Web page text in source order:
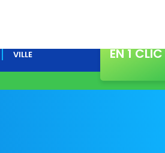
VILLE
EN 1 CLIC